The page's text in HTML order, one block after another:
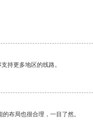
持更多地区的线路。
布局也很合理，一目了然。